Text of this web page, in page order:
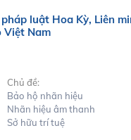
luật Hoa Kỳ, Liên
Việt Nam
Chủ đề:
Bảo hộ nhãn hiệu
Nhãn hiệu âm thanh
Sở hữu trí tuệ